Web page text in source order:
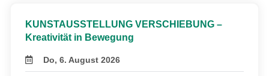
KUNSTAUSSTELLUNG VERSCHIEBUNG –
Kreativität in Bewegung
Do, 6. August 2026